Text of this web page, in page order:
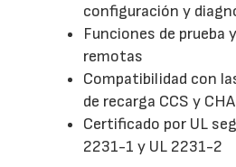
configuración y
Funciones de prueba
remotas
Compatibilidad con
de recarga CCS y
Certificado por UL
2231-1 y UL 2231-2